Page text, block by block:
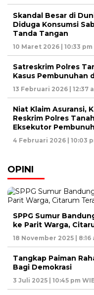
Skandal Besar di
Diduga Konsumsi
Tanda Tangan
10 Maret 2026 | 10:33 pm
Satreskrim Polres
Kasus Pembunuhan
13 Februari 2026 | 12:37
Niat Klaim Asuransi,
Reskrim Polres
Eksekutor
4 Februari 2026 | 10:03
OPINI
SPPG Sumur
ke Parit Warga,
18 November 2025 | 8:16
Tangkap Paiman
Bagi Demokrasi
3 Juli 2025 | 10:45 pm